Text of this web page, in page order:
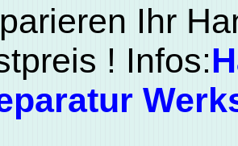
Ihr
! Infos: